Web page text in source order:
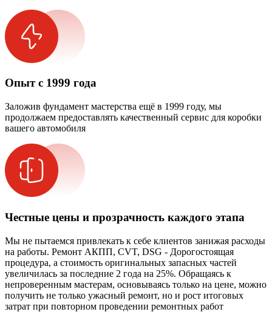
Опыт с 1999 года
Заложив фундамент мастерства ещё в 1999 году, мы
продолжаем предоставлять качественный сервис для коробки
вашего автомобиля
Честные цены и прозрачность каждого этапа
Мы не пытаемся привлекать к себе клиентов занижая расходы
на работы. Ремонт АКПП, CVT, DSG - Дорогостоящая
процедура, а стоимость оригинальных запасных частей
увеличилась за последние 2 года на 25%. Обращаясь к
непроверенным мастерам, основываясь только на цене, можно
получить не только ужасный ремонт, но и рост итоговых
затрат при повторном проведении ремонтных работ